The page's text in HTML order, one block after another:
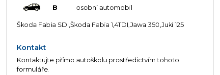
B osobní automobil
Škoda Fabia SDI,Škoda Fabia 1,4TDI,Jawa 350,Juki 125
Kontakt
Kontaktujte přímo autoškolu prostředictvím tohoto
formuláře.